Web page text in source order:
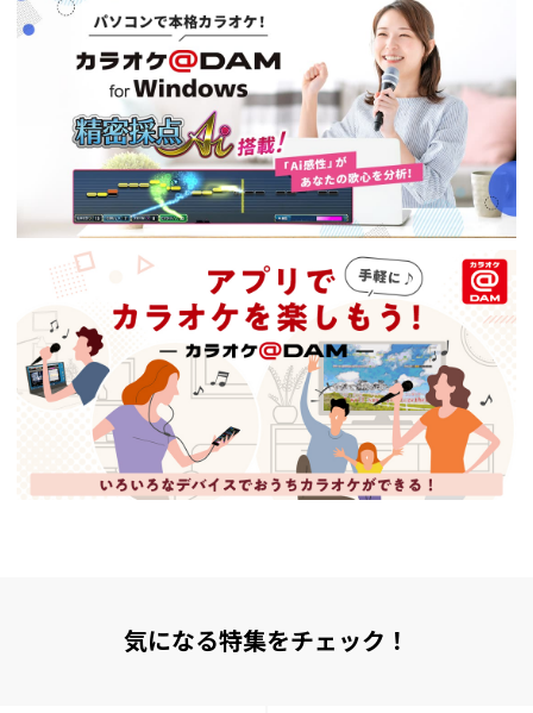
気になる特集をチェック！